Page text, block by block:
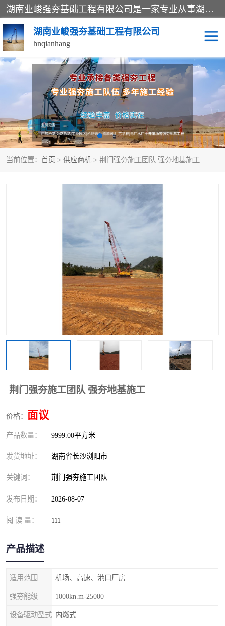
湖南业峻强夯基础工程有限公司是一家专业从事湖南强夯基础工程、强夯机租赁，地基处理的施工单位。业务覆盖：湖南、广东，江西等地。可承接1000KN.m-25000KN.m强夯（置换）工程。公司创始人是国内较早期从事强夯施工的建设者，经过多年的一步一个脚印的发展，在行业内具有较高的度和良好的口碑。
湖南业峻强夯基础工程有限公司
hnqianhang
当前位置： 首页 > 供应商机 > 荆门强夯施工团队 强夯地基施工
荆门强夯施工团队 强夯地基施工
价格： 面议
产品数量： 9999.00平方米
发货地址： 湖南省长沙浏阳市
关键词： 荆门强夯施工团队
发布日期： 2026-08-07
阅 读 量： 111
产品描述
适用范围 机场、高速、港口厂房
强夯能级 1000kn.m-25000
设备驱动型式 内燃式
强夯施工案例 强夯机租赁
强夯施工工程 强夯施工队伍
强夯队伍